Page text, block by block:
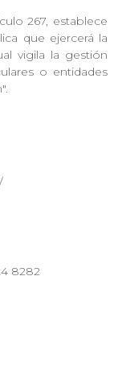
267, establece
que ejercerá la
vigila la gestión
o entidades
la Nación".
8282